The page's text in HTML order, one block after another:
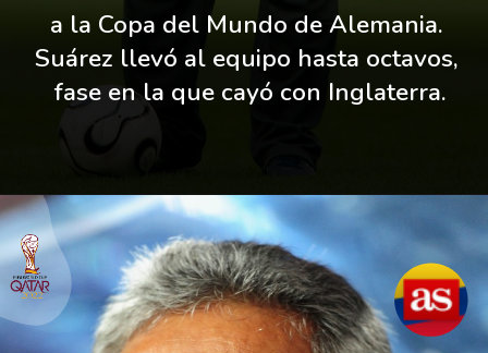
a la Copa del Mundo de Alemania.
Suárez llevó al equipo hasta octavos,
fase en la que cayó con Inglaterra.